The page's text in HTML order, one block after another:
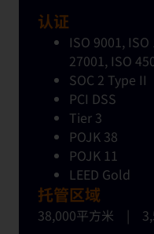
认证
ISO 9001,
27001, ISO
SOC 2 Type II
PCI DSS
Tier 3
POJK 38
POJK 11
LEED Gold
托管区域
38,000平方米 |